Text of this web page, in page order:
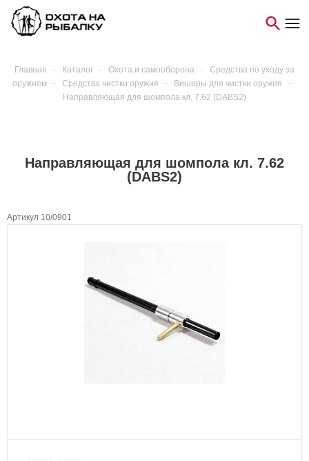
Главная - Каталог - Охота и самооборона -
Средства по уходу за
оружием
- Средства чистки оружия - Вишеры для чистки оружия
-
Направляющая для шомпола кл. 7.62 (DABS2)
Направляющая для шомпола кл. 7.62
(DABS2)
Артикул 10/0901